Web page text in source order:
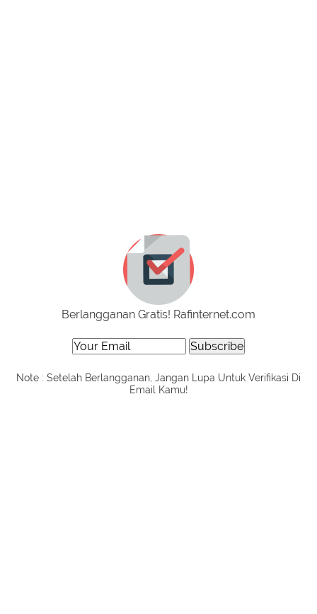
Berlangganan Gratis! Rafinternet.com
Note : Setelah Berlangganan, Jangan Lupa Untuk Verifikasi Di
Email Kamu!